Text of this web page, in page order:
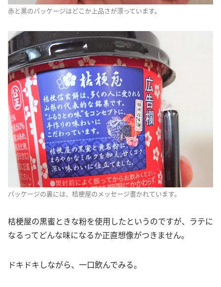
赤と黒のパッケージはどこか上品さが漂っています。
パッケージの裏には、桔梗屋のメッセージ書かれています。
桔梗屋の黒蜜ときな粉を使用したというのですが、ラテに
なるってどんな味になるか正直想像がつきません。
ドキドキしながら、一口飲んでみる。